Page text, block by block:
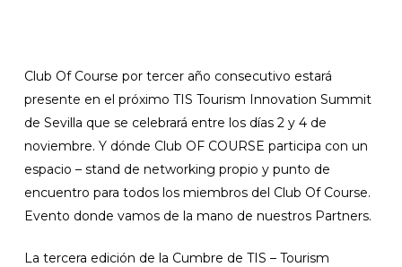
Club Of Course por tercer año consecutivo estará
presente en el próximo TIS Tourism Innovation Summit
de Sevilla que se celebrará entre los días 2 y 4 de
noviembre. Y dónde Club OF COURSE participa con un
espacio – stand de networking propio y punto de
encuentro para todos los miembros del Club Of Course.
Evento donde vamos de la mano de nuestros Partners.
La tercera edición de la Cumbre de TIS – Tourism